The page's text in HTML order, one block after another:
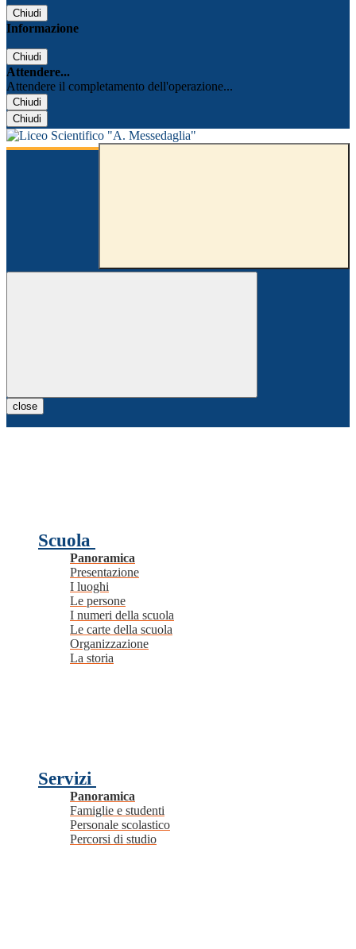
Chiudi
Informazione
Chiudi
Attendere...
Attendere il completamento dell'operazione...
Chiudi
Chiudi
close
Scuola
Panoramica
Presentazione
I luoghi
Le persone
I numeri della scuola
Le carte della scuola
Organizzazione
La storia
Servizi
Panoramica
Famiglie e studenti
Personale scolastico
Percorsi di studio